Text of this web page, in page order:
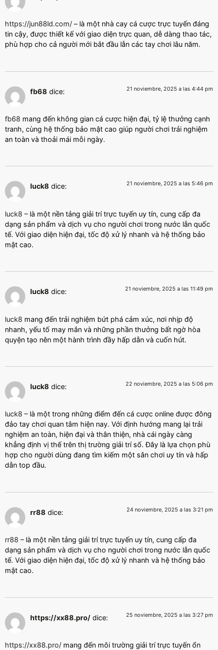
https://jun88ld.com/ – là một nhà cay cá cược trực tuyến đáng
tin cậy, được thiết kế với giao diện trực quan, dễ dàng thao tác,
phù hợp cho cả người mới bắt đầu lẫn các tay chơi lâu năm.
fb68 dice: 21 noviembre, 2025 a las 4:44 pm
fb68 mang đến không gian cá cược hiện đại, tỷ lệ thưởng cạnh
tranh, cùng hệ thống bảo mật cao giúp người chơi trải nghiệm
an toàn và thoải mái mỗi ngày.
luck8 dice: 21 noviembre, 2025 a las 5:46 pm
luck8 – là một nền tảng giải trí trực tuyến uy tín, cung cấp đa
dạng sản phẩm và dịch vụ cho người chơi trong nước lẫn quốc
tế. Với giao diện hiện đại, tốc độ xử lý nhanh và hệ thống bảo
mật cao.
luck8 dice: 21 noviembre, 2025 a las 11:49 pm
luck8 mang đến trải nghiệm bứt phá cảm xúc, nơi nhịp độ
nhanh, yếu tố may mắn và những phần thưởng bất ngờ hòa
quyện tạo nên một hành trình đầy hấp dẫn và cuốn hút.
luck8 dice: 22 noviembre, 2025 a las 5:06 pm
luck8 – là một trong những điểm đến cá cược online được đông
đảo tay chơi quan tâm hiện nay. Với định hướng mang lại trải
nghiệm an toàn, hiện đại và thân thiện, nhà cái ngày càng
khẳng định vị thế trên thị trường giải trí số. Đây là lựa chọn phù
hợp cho người dùng đang tìm kiếm một sân chơi uy tín và hấp
dẫn top đầu.
rr88 dice: 24 noviembre, 2025 a las 3:21 pm
rr88 – là một nền tảng giải trí trực tuyến uy tín, cung cấp đa
dạng sản phẩm và dịch vụ cho người chơi trong nước lẫn quốc
tế. Với giao diện hiện đại, tốc độ xử lý nhanh và hệ thống bảo
mật cao.
https://xx88.pro/ dice: 25 noviembre, 2025 a las 3:27 pm
https://xx88.pro/ mang đến môi trường giải trí trực tuyến ổn